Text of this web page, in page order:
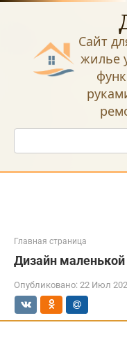
Перейти
Сайт
жилье
Поиск:
Главная страница
Дизайн
Опубликовано: 22 Июл